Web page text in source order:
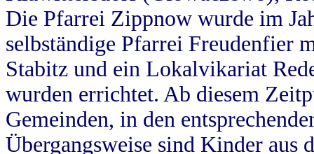
Die Pfarrei Zippnow wurde im
selbständige Pfarrei Freudenfier
Stabitz und ein Lokalvikariat
wurden errichtet. Ab diesem
Gemeinden, in den
Übergangsweise sind Kinder aus